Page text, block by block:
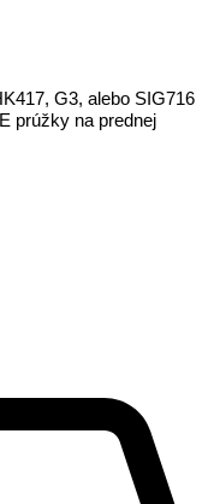
G3, alebo SIG716
prúžky na prednej